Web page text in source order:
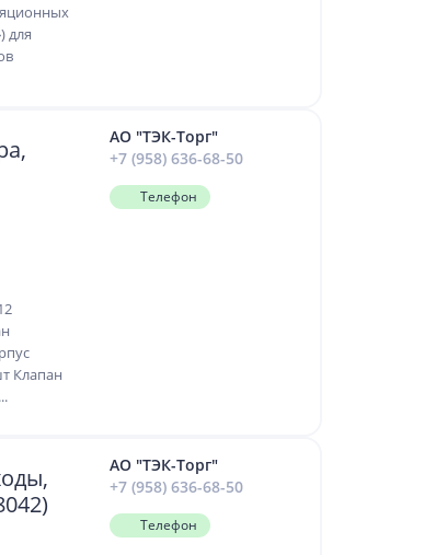
для
Клапан
АО "ТЭК-Торг"
+7 (958) 636-68-50
Телефон
АО "ТЭК-Торг"
+7 (958) 636-68-50
Телефон